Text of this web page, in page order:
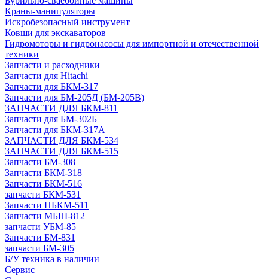
Краны-манипуляторы
Искробезопасный инструмент
Ковши для экскаваторов
Гидромоторы и гидронасосы для импортной и отечественной
техники
Запчасти и расходники
Запчасти для Hitachi
Запчасти для БКМ-317
Запчасти для БМ-205Д (БМ-205В)
ЗАПЧАСТИ ДЛЯ БКМ-811
Запчасти для БМ-302Б
Запчасти для БКМ-317А
ЗАПЧАСТИ ДЛЯ БКМ-534
ЗАПЧАСТИ ДЛЯ БКМ-515
Запчасти БМ-308
Запчасти БКМ-318
Запчасти БКМ-516
запчасти БКМ-531
Запчасти ПБКМ-511
Запчасти МБШ-812
запчасти УБМ-85
Запчасти БМ-831
запчасти БМ-305
Б/У техника в наличии
Сервис